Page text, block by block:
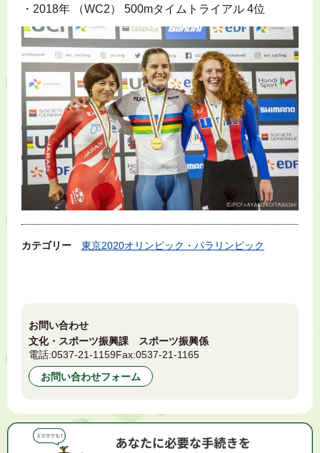
・2018年 （WC2） 500mタイムトライアル 4位
カテゴリー 東京2020オリンピック・パラリンピック
お問い合わせ
文化・スポーツ振興課 スポーツ振興係
電話:0537-21-1159Fax:0537-21-1165
お問い合わせフォーム